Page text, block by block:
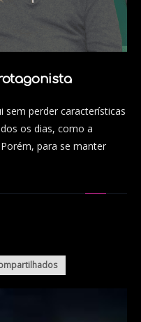
sem perder características
os dias, como a
para se manter